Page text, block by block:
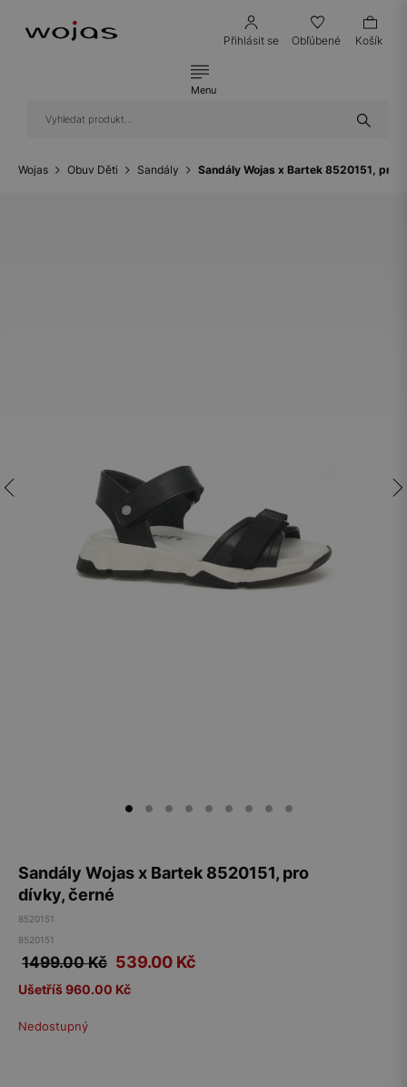
Přihlásit se Obľúbené Košík
Menu
Wojas Obuv Děti Sandály Sandály Wojas x Bartek 8520151, pro
Sandály Wojas x Bartek 8520151, pro
dívky, černé
8520151
8520151
1499.00 Kč 539.00 Kč
Ušetříš 960.00 Kč
Nedostupný